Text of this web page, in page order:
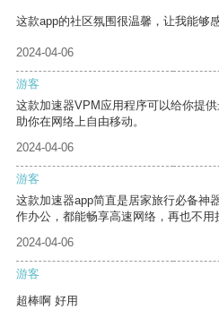
这款app的社区氛围很温馨，让我能够
2024-04-06
游客
这款加速器VPM应用程序可以给你提
助你在网络上自由移动。
2024-04-06
游客
这款加速器app简直是居家旅行必备神
作办公，都能畅享高速网络，再也不用
2024-04-06
游客
超棒啊 好用